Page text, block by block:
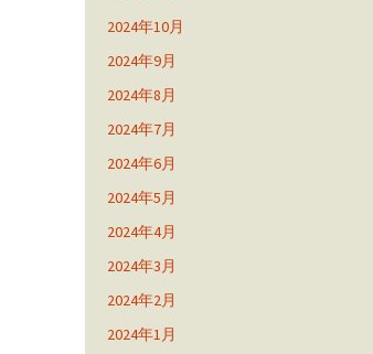
2024年10月
2024年9月
2024年8月
2024年7月
2024年6月
2024年5月
2024年4月
2024年3月
2024年2月
2024年1月